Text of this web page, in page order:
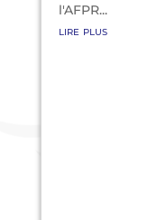
l'AFPR...
lire plus